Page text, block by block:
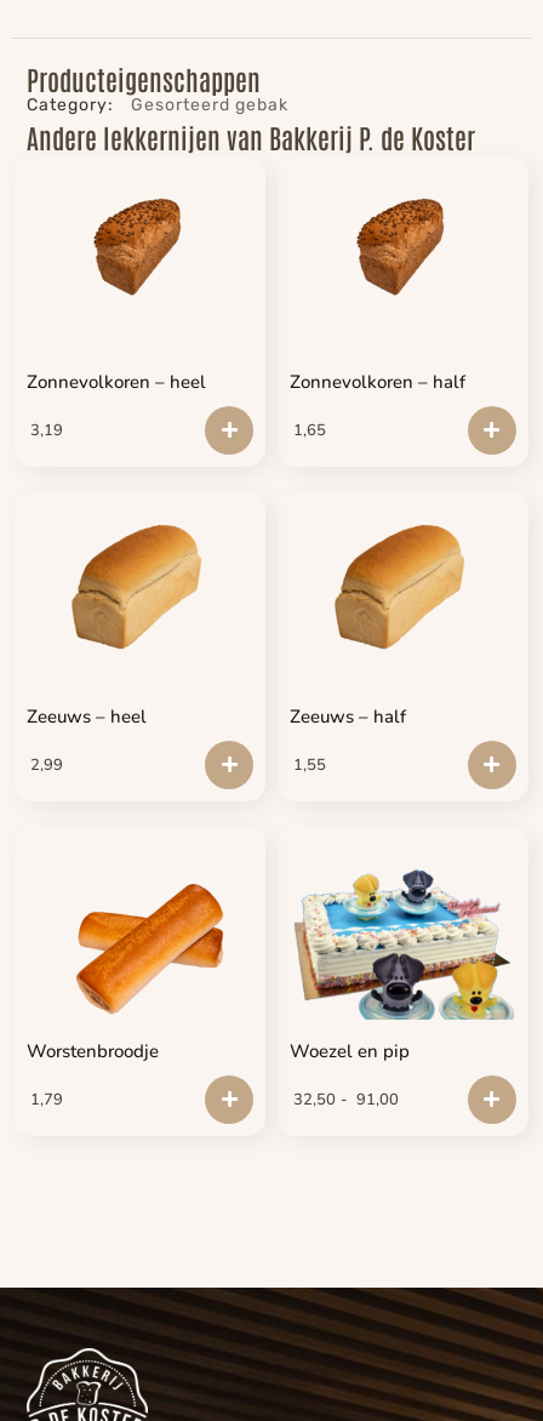
Producteigenschappen
Category: Gesorteerd gebak
Andere lekkernijen van Bakkerij P. de Koster
Zonnevolkoren – heel
3,19
Zonnevolkoren – half
1,65
Zeeuws – heel
2,99
Zeeuws – half
1,55
Worstenbroodje
1,79
Woezel en pip
32,50 - 91,00